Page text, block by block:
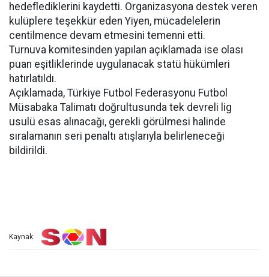
hedeflediklerini kaydetti. Organizasyona destek veren
kulüplere teşekkür eden Yiyen, mücadelelerin
centilmence devam etmesini temenni etti.
Turnuva komitesinden yapılan açıklamada ise olası
puan eşitliklerinde uygulanacak statü hükümleri
hatırlatıldı.
Açıklamada, Türkiye Futbol Federasyonu Futbol
Müsabaka Talimatı doğrultusunda tek devreli lig
usulü esas alınacağı, gerekli görülmesi halinde
sıralamanın seri penaltı atışlarıyla belirleneceği
bildirildi.
Kaynak: